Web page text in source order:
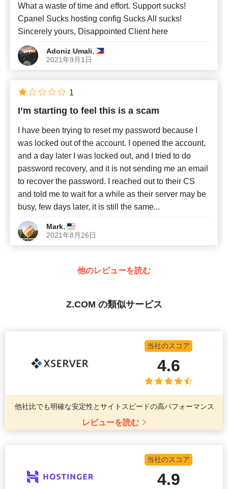
What a waste of time and effort. Support sucks!
Cpanel Sucks hosting config Sucks All sucks!
Sincerely yours, Disappointed Client here
Adoniz Umali,
2021年9月1日
I’m starting to feel this is a scam
I have been trying to reset my password because I
was locked out of the account. I opened the account,
and a day later I was locked out, and I tried to do
password recovery, and it is not sending me an email
to recover the password. I reached out to their CS
and told me to wait for a while as their server may be
busy, few days later, it is still the same...
Mark,
2021年8月26日
1
他のレビューを読む
Z.COM の類似サービス
当社のスコア
4.6
他社比でも明確な安定性とサイトスピードの高パフォーマンス
レビューを読む
当社のスコア
4.9